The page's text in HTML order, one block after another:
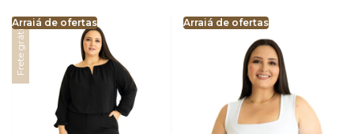
Arraiá de ofertas
Frete grátis
Arraiá de ofertas